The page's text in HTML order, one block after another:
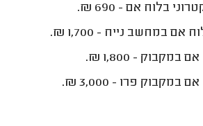
בלוח אם - 690 ₪.
במחשב נייח - 1,700 ₪.
- 1,800 ₪.
פרו - 3,000 ₪.